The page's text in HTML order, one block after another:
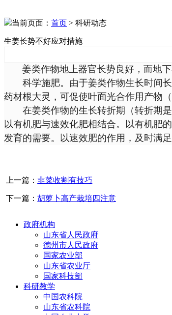
当前页面： 首页 > 科研动态
生姜长势不好应对措施
姜类作物地上器官长势良好，而地
科学施肥。由于姜类作物生长时间长
药材根大灵，可促使叶面光合作用产物
在姜类作物的生长转折期（转折期是
以有机肥与速效化肥相结合。以有机肥
发育的需要。以速效肥的作用，及时满足
上一篇： 韭菜收割有技巧
下一篇： 胡萝卜高产栽培四注意
政府机构
山东省人民政府
德州市人民政府
国家农业部
山东省农业厅
国家科技部
科研教学
中国农科院
山东省农科院